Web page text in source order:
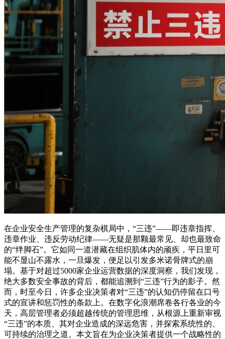
在企业安全生产管理的复杂棋局中，“三违”——即违章指挥、
违章作业、违反劳动纪律——无疑是那颗最常见、却也最致命
的“绊脚石”。它如同一道潜藏在组织肌体内的顽疾，平日里可
能不显山不露水，一旦爆发，便足以引发多米诺骨牌式的崩
塌。基于对超过5000家企业运营数据的深度洞察，我们发现，
绝大多数安全事故的背后，都能追溯到“三违”行为的影子。然
而，时至今日，许多企业决策者对“三违”的认知仍停留在口号
式的宣讲和惩罚性的条款上。在数字化浪潮席卷各行各业的今
天，高层管理者必须超越传统的管理思维，从根源上重新审视
“三违”的本质、其对企业造成的深远危害，并探索系统性的、
可持续的治理之道。本文旨在为企业决策者提供一个战略性的